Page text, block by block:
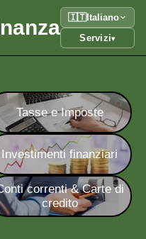
🇮🇹 Italiano
Servizi▾
Tasse e Imposte
Investimenti finanziari
correnti & Carte di
credito